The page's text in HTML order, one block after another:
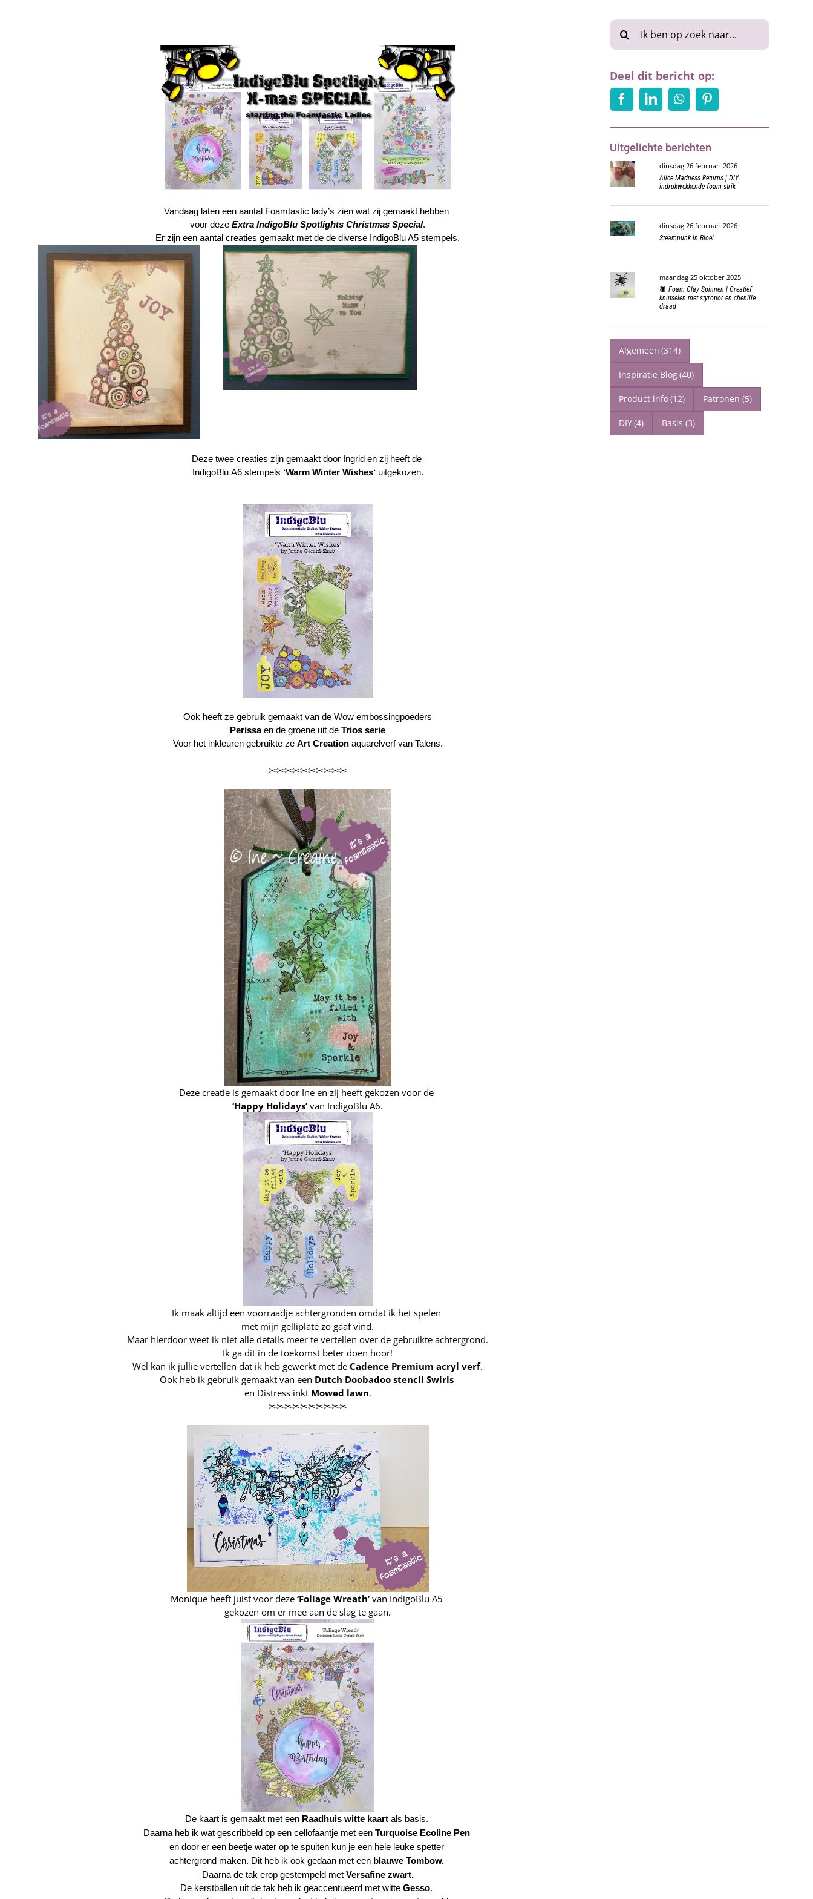
Vandaag laten een aantal Foamtastic lady’s zien wat zij gemaakt hebben
voor deze Extra IndigoBlu Spotlights Christmas Special.
Er zijn een aantal creaties gemaakt met de de diverse IndigoBlu A5 stempels.
Deze twee creaties zijn gemaakt door Ingrid en zij heeft de
IndigoBlu A6 stempels ‘Warm Winter Wishes‘uitgekozen.
Ook heeft ze gebruik gemaakt van de Wow embossingpoeders
Perissaen de groene uit de Trios serie
Voor het inkleuren gebruikte ze Art Creationaquarelverf van Talens.
✂✂✂✂✂✂✂✂✂✂
Deze creatie is gemaakt door Ine en zij heeft gekozen voor de
‘Happy Holidays’ van IndigoBlu A6.
Ik maak altijd een voorraadje achtergronden omdat ik het spelen
met mijn gelliplate zo gaaf vind.
Maar hierdoor weet ik niet alle details meer te vertellen over de gebruikte achtergrond.
Ik ga dit in de toekomst beter doen hoor!
Wel kan ik jullie vertellen dat ik heb gewerkt met de Cadence Premium acryl verf.
Ook heb ik gebruik gemaakt van een Dutch Doobadoo stencil Swirls
en Distress inkt Mowed lawn.
✂✂✂✂✂✂✂✂✂✂
Monique heeft juist voor deze ‘Foliage Wreath’van IndigoBlu A5
gekozen om er mee aan de slag te gaan.
De kaart is gemaakt met een Raadhuis witte kaart als basis.
Daarna heb ik wat gescribbeld op een cellofaantje met een Turquoise Ecoline Pen
en door er een beetje water op te spuiten kun je een hele leuke spetter
achtergrond maken. Dit heb ik ook gedaan met een blauwe Tombow.
Daarna de tak erop gestempeld met Versafine zwart.
De kerstballen uit de tak heb ik geaccentueerd met witte Gesso.
Zoeken
naar:
Deel dit bericht op:
Uitgelichte berichten
dinsdag 26 februari 2026
Alice Madness Returns | DIY
indrukwekkende foam strik
dinsdag 26 februari 2026
Steampunk in Bloei
maandag 25 oktober 2025
🕷️ Foam Clay Spinnen | Creatief
knutselen met styropor en chenille
draad
Algemeen (314)
Inspiratie Blog(40)
Product info(12) Patronen (5)
DIY(4) Basis (3)